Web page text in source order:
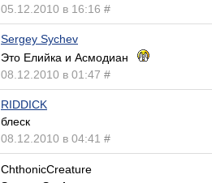
05.12.2010 в 16:16 #
Sergey Sychev
Это Елийка и Асмодиан
08.12.2010 в 01:47 #
RIDDICK
блеск
08.12.2010 в 04:41 #
СhthonicСreature